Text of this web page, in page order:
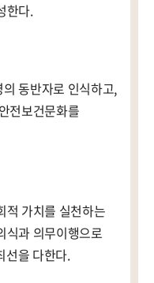
한다.
동반자로 인식하고,
전보건문화를
적 가치를 실천하는
식과 의무이행으로
선을 다한다.